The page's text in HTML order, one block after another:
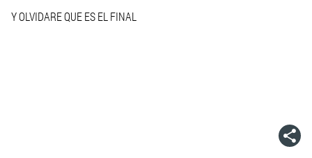
Y OLVIDARE QUE ES EL FINAL